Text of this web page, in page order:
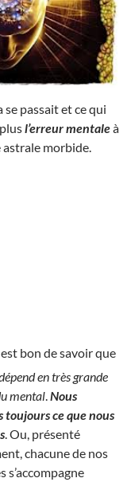
se passait et ce qui
l’erreur mentaleà
astrale morbide.
bon de savoir que
en très grande
mental Nous
toujours ce que nous
. Ou, présenté
chacune de nos
s’accompagne